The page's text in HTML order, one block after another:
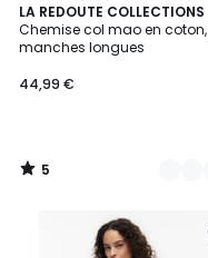
LA REDOUTE COLLECTIONS
Chemise col mao en coton,
manches longues
44,99 €
5
/
5
2
Couleurs
5
/